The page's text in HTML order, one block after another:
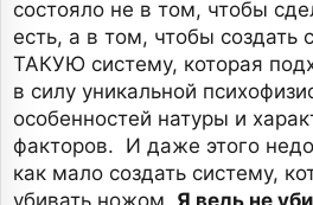
состояло не в том, чтобы
есть, а в том, чтобы создать
ТАКУЮ систему, которая
в силу уникальной
особенностей натуры и
факторов. И даже этого
как мало создать систему,